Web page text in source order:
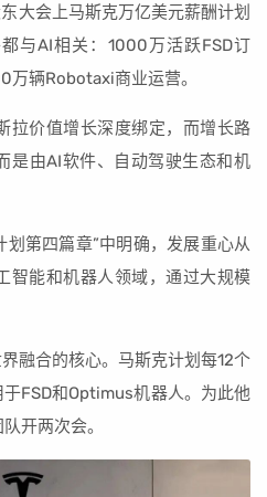
大会上马斯克万亿美元薪酬计划
与AI相关：1000万活跃FSD订
万辆Robotaxi商业运营。
拉价值增长深度绑定，而增长路
是由AI软件、自动驾驶生态和机
第四篇章”中明确，发展重心从
智能和机器人领域，通过大规模
融合的核心。马斯克计划每12个
FSD和Optimus机器人。为此他
开两次会。